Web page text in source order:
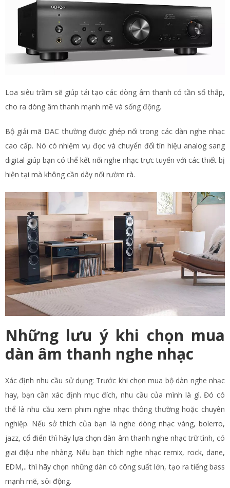
Loa siêu trầm sẽ giúp tái tạo các dòng âm thanh có tần số thấp,
cho ra dòng âm thanh mạnh mẽ và sống động.
Bộ giải mã DAC thường được ghép nối trong các dàn nghe nhạc
cao cấp. Nó có nhiệm vụ đọc và chuyển đổi tín hiệu analog sang
digital giúp bạn có thể kết nối nghe nhạc trực tuyến với các thiết bị
hiện tại mà không cần dây nối rườm rà.
Những lưu ý khi chọn mua
dàn âm thanh nghe nhạc
Xác định nhu cầu sử dụng: Trước khi chọn mua bộ dàn nghe nhạc
hay, bạn cần xác định mục đích, nhu cầu của mình là gì. Đó có
thể là nhu cầu xem phim nghe nhạc thông thường hoặc chuyên
nghiệp. Nếu sở thích của bạn là nghe dòng nhạc vàng, bolerro,
jazz, cổ điển thì hãy lựa chọn dàn âm thanh nghe nhạc trữ tình, có
giai điệu nhẹ nhàng. Nếu bạn thích nghe nhạc remix, rock, dane,
EDM,.. thì hãy chọn những dàn có công suất lớn, tạo ra tiếng bass
mạnh mẽ, sôi động.